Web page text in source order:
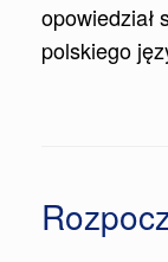
opowiedział
polskiego